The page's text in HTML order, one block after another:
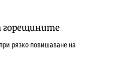
горещините
рязко повишаване на